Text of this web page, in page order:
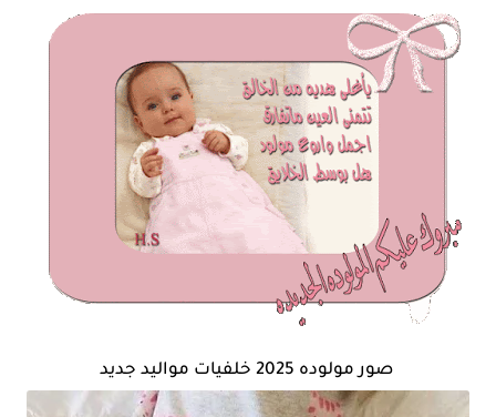
صور مولوده 2025 خلفيات مواليد جديد